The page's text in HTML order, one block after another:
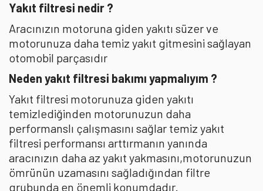
Yakıt filtresi nedir ?
Aracınızın motoruna giden yakıtı süzer ve
motorunuza daha temiz yakıt gitmesini sağlayan
otomobil parçasıdır
Neden yakıt filtresi bakımı yapmalıyım ?
Yakıt filtresi motorunuza giden yakıtı
temizlediğinden motorunuzun daha
performanslı çalışmasını sağlar temiz yakıt
filtresi performansı arttırmanın yanında
aracınızın daha az yakıt yakmasını,motorunuzun
ömrünün uzamasını sağladığından filtre
grubunda en önemli konumdadır.